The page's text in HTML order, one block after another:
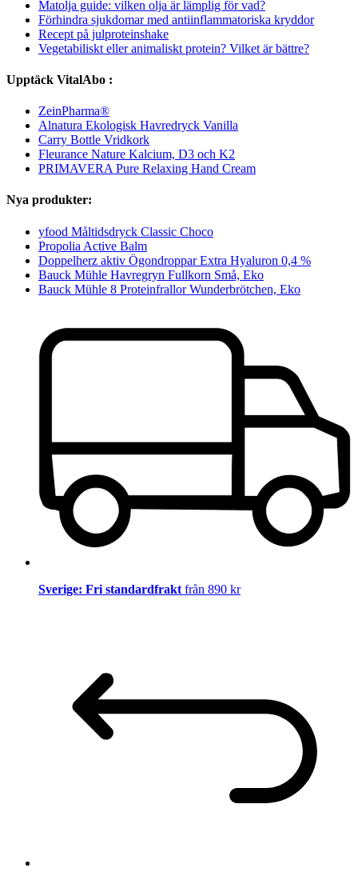
Matolja guide: vilken olja är lämplig för vad?
Förhindra sjukdomar med antiinflammatoriska kryddor
Recept på julproteinshake
Vegetabiliskt eller animaliskt protein? Vilket är bättre?
Upptäck VitalAbo :
ZeinPharma®
Alnatura Ekologisk Havredryck Vanilla
Carry Bottle Vridkork
Fleurance Nature Kalcium, D3 och K2
PRIMAVERA Pure Relaxing Hand Cream
Nya produkter:
yfood Måltidsdryck Classic Choco
Propolia Active Balm
Doppelherz aktiv Ögondroppar Extra Hyaluron 0,4 %
Bauck Mühle Havregryn Fullkorn Små, Eko
Bauck Mühle 8 Proteinfrallor Wunderbrötchen, Eko
Sverige: Fri standardfrakt från 890 kr